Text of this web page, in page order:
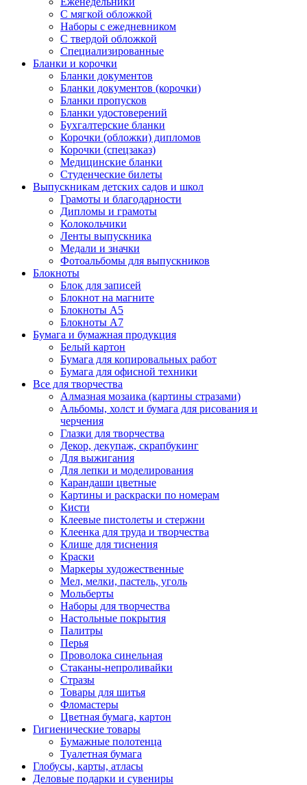
С мягкой обложкой
Наборы с ежедневником
С твердой обложкой
Специализированные
Бланки и корочки
Бланки документов
Бланки документов (корочки)
Бланки пропусков
Бланки удостоверений
Бухгалтерские бланки
Корочки (обложки) дипломов
Корочки (спецзаказ)
Медицинские бланки
Студенческие билеты
Выпускникам детских садов и школ
Грамоты и благодарности
Дипломы и грамоты
Колокольчики
Ленты выпускника
Медали и значки
Фотоальбомы для выпускников
Блокноты
Блок для записей
Блокнот на магните
Блокноты А5
Блокноты А7
Бумага и бумажная продукция
Белый картон
Бумага для копировальных работ
Бумага для офисной техники
Все для творчества
Алмазная мозаика (картины стразами)
Альбомы, холст и бумага для рисования и
черчения
Глазки для творчества
Декор, декупаж, скрапбукинг
Для выжигания
Для лепки и моделирования
Карандаши цветные
Картины и раскраски по номерам
Кисти
Клеевые пистолеты и стержни
Клеенка для труда и творчества
Клише для тиснения
Краски
Маркеры художественные
Мел, мелки, пастель, уголь
Мольберты
Наборы для творчества
Настольные покрытия
Палитры
Перья
Проволока синельная
Стаканы-непроливайки
Стразы
Товары для шитья
Фломастеры
Цветная бумага, картон
Гигиенические товары
Бумажные полотенца
Туалетная бумага
Глобусы, карты, атласы
Деловые подарки и сувениры